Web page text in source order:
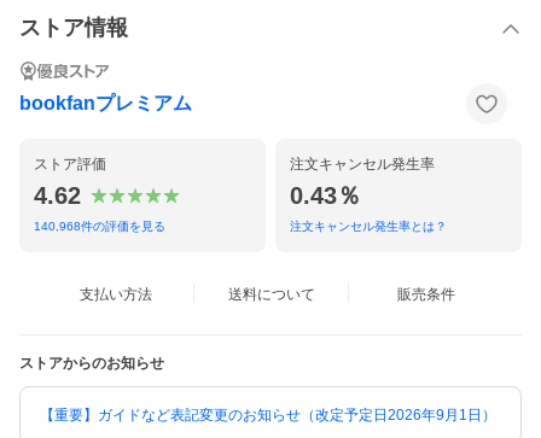
ストア情報
bookfanプレミアム
ストア評価
4.62
140,968件の評価を見る
注文キャンセル発生率
0.43％
注文キャンセル発生率とは？
支払い方法 送料について 販売条件
ストアからのお知らせ
【重要】ガイドなど表記変更のお知らせ（改定予定日2026年9月1日）